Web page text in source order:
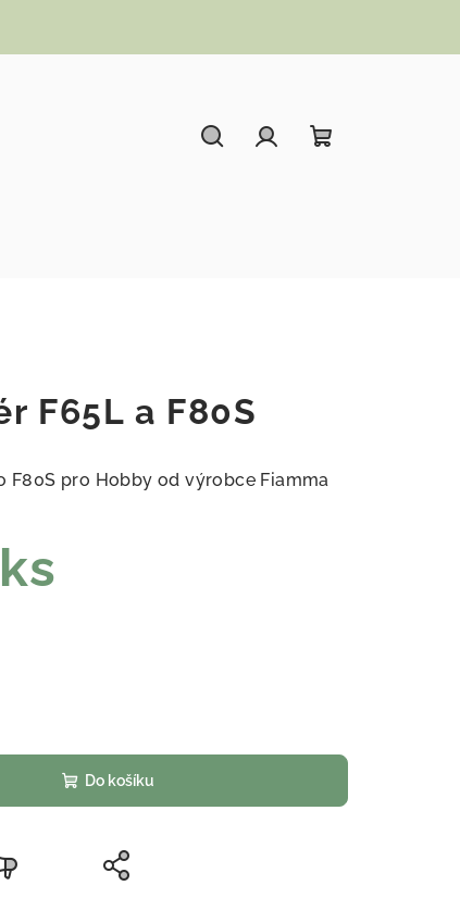
F65L a F80S
F80S pro Hobby od výrobce Fiamma
Do košíku